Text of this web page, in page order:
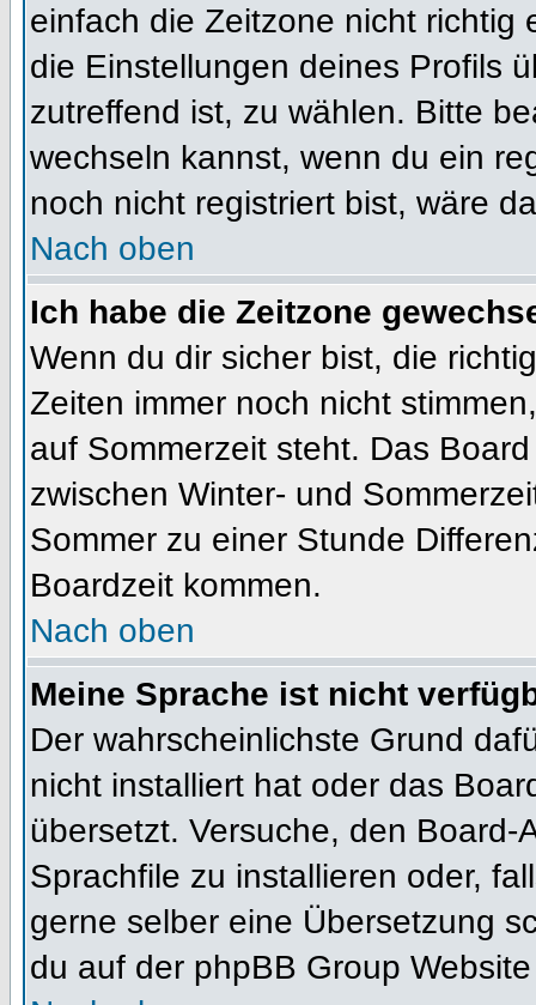
einfach die Zeitzone nicht richtig
die Einstellungen deines Profils
zutreffend ist, zu wählen. Bitte
wechseln kannst, wenn du ein
noch nicht registriert bist, wäre
Nach oben
Ich habe die Zeitzone
Wenn du dir sicher bist, die
Zeiten immer noch nicht
auf Sommerzeit steht. Das
zwischen Winter- und
Sommer zu einer Stunde
Boardzeit kommen.
Nach oben
Meine Sprache ist nicht
Der wahrscheinlichste Grund
nicht installiert hat oder das
übersetzt. Versuche, den
Sprachfile zu installieren oder,
gerne selber eine Übersetzung
du auf der phpBB Group